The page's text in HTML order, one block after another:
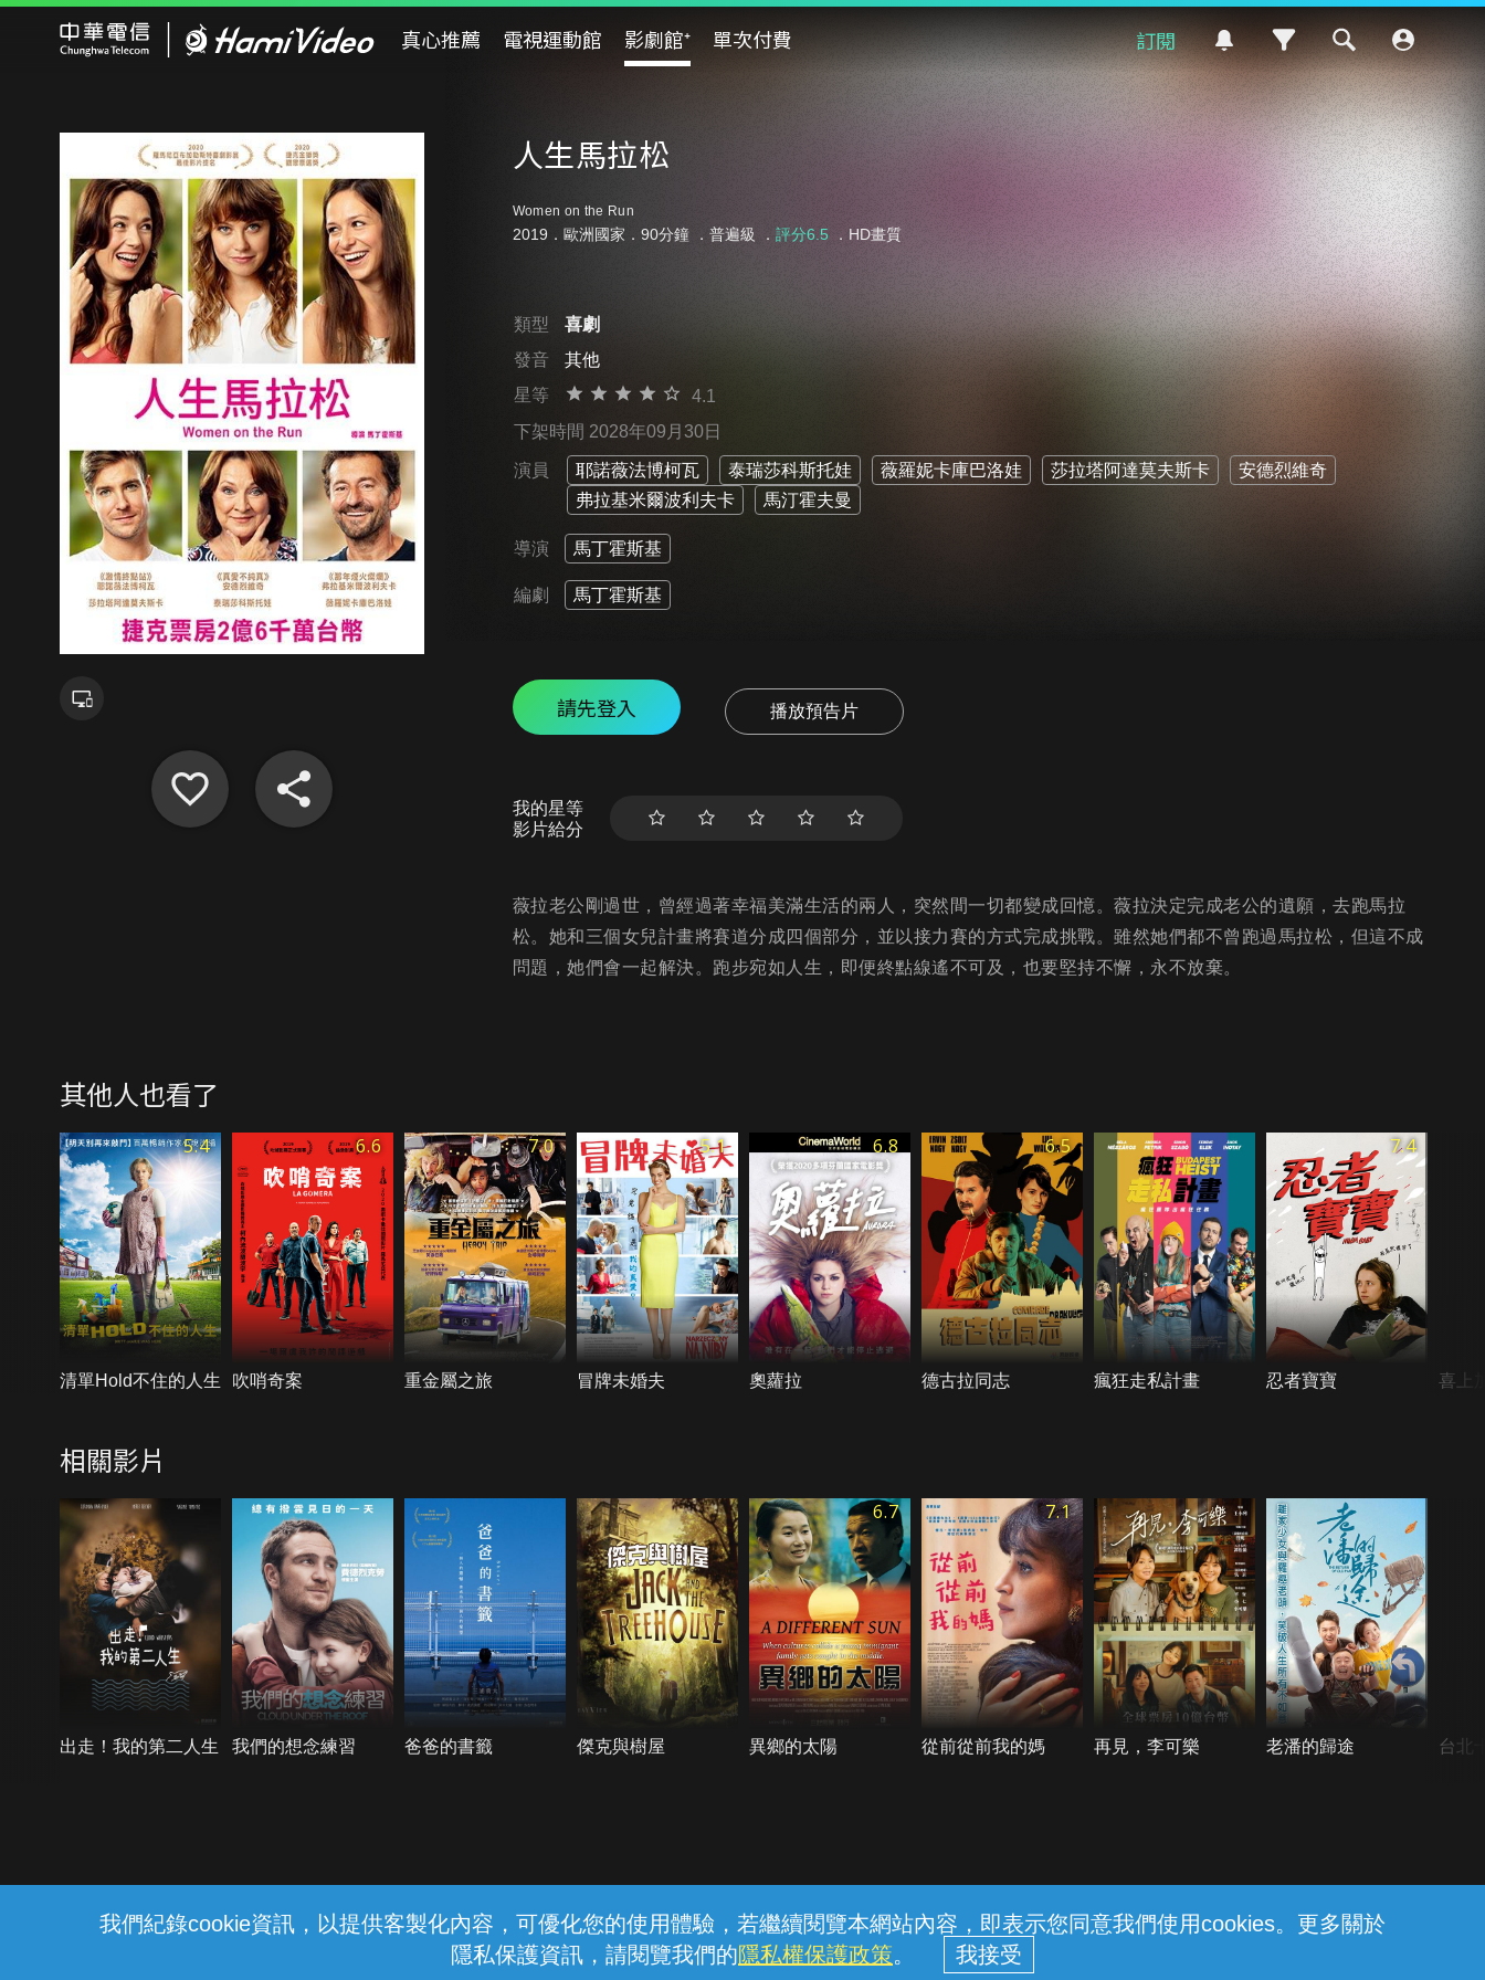
我們紀錄cookie資訊，以提供客製化內容，可優化您的使用體驗，若繼續閱覽本網站內容，即表示您同意我們使用cookies。更多關於
隱私保護資訊，請閱覽我們的隱私權保護政策。
真心推薦 電視運動館 影劇館⁺ 單次付費 訂閱
人生馬拉松
Women on the Run
2019．歐洲國家．90分鐘 ． 普遍級 ． 評分6.5 ．HD畫質
類型
喜劇
發音
其他
星等
4.1
下架時間 2028年09月30日
演員 耶諾薇法博柯瓦 泰瑞莎科斯托娃 薇羅妮卡庫巴洛娃 莎拉塔阿達莫夫斯卡
安德烈維奇
弗拉基米爾波利夫卡
馬汀霍夫曼
導演 馬丁霍斯基
編劇 馬丁霍斯基
請先登入 播放預告片
我的星等
影片給分
薇拉老公剛過世，曾經過著幸福美滿生活的兩人，突然間一切都變成回憶。薇拉決定完成老公的遺願，去跑馬拉
松。她和三個女兒計畫將賽道分成四個部分，並以接力賽的方式完成挑戰。雖然她們都不曾跑過馬拉松，但這不成
問題，她們會一起解決。跑步宛如人生，即便終點線遙不可及，也要堅持不懈，永不放棄。
其他人也看了
5.4
清單Hold不住的人生
6.6
吹哨奇案
7.0
重金屬之旅
5.1
冒牌未婚夫
6.8
奧蘿拉
6.5
德古拉同志 瘋狂走私計畫
7.4
忍者寶寶 喜上
相關影片
出走！我的第二人生 我們的想念練習 爸爸的書籤 傑克與樹屋
6.7
異鄉的太陽
7.1
從前從前我的媽 再見，李可樂 老潘的歸途 台北
線上客服 服務條款 隱私權保護
中華電信股份有限公司個人家庭分公司 (統一編號：96979949) © 2026